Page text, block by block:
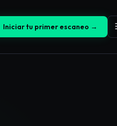
Iniciar tu primer escaneo →